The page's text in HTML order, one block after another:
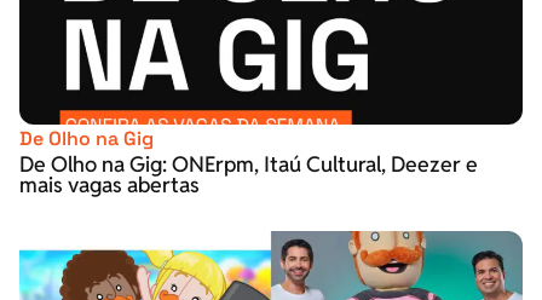
De Olho na Gig
De Olho na Gig: ONErpm, Itaú Cultural, Deezer e
mais vagas abertas